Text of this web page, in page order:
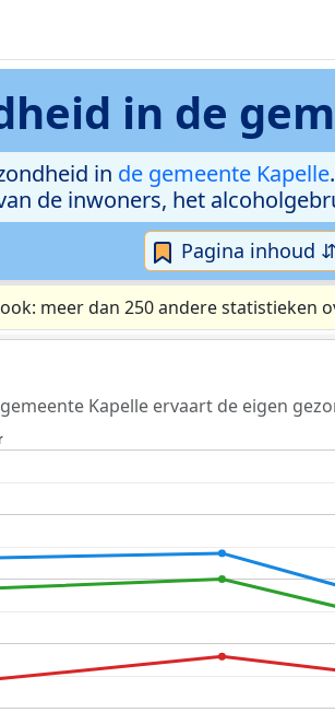
in de
in de gemeente Kapelle
de inwoners, het
Pagina inhoud ⇵
meer dan 250 andere statistieken
Kapelle ervaart de eigen